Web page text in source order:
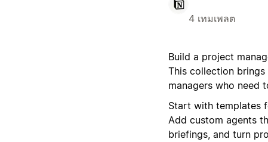
4 เทมเพลต
Build a project
This collection
managers who need
Start with templates
Add custom agents
briefings, and turn